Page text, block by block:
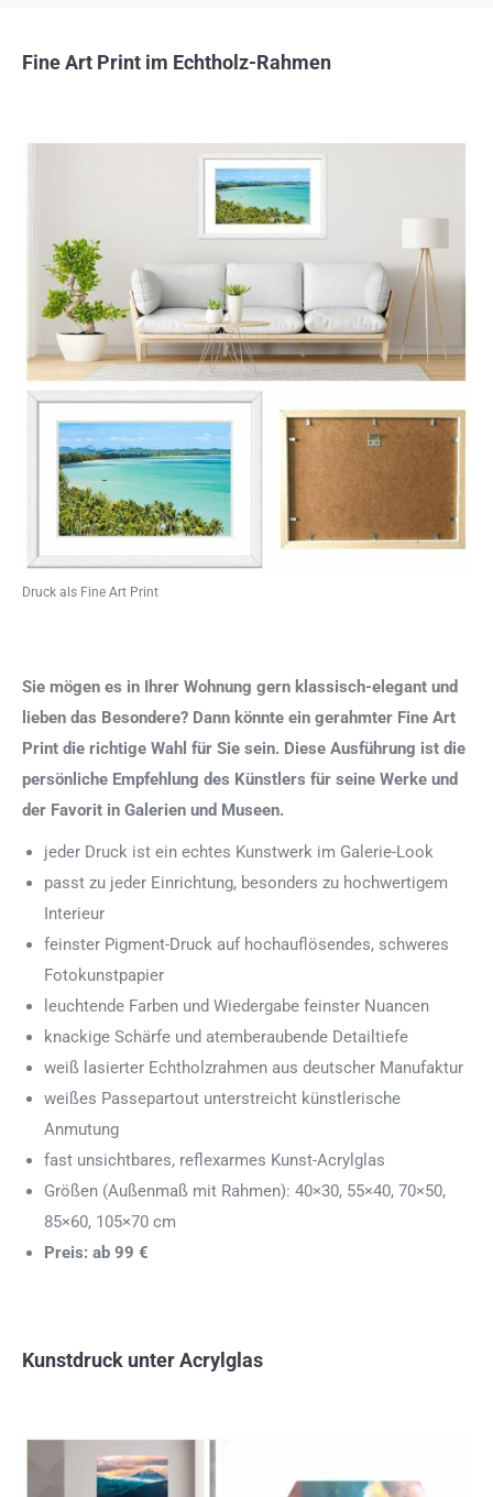
Fine Art Print im Echtholz-Rahmen
Druck als Fine Art Print
Sie mögen es in Ihrer Wohnung gern klassisch-elegant und
lieben das Besondere? Dann könnte ein gerahmter Fine Art
Print die richtige Wahl für Sie sein. Diese Ausführung ist die
persönliche Empfehlung des Künstlers für seine Werke und
der Favorit in Galerien und Museen.
jeder Druck ist ein echtes Kunstwerk im Galerie-Look
passt zu jeder Einrichtung, besonders zu hochwertigem
Interieur
feinster Pigment-Druck auf hochauflösendes, schweres
Fotokunstpapier
leuchtende Farben und Wiedergabe feinster Nuancen
knackige Schärfe und atemberaubende Detailtiefe
weiß lasierter Echtholzrahmen aus deutscher Manufaktur
weißes Passepartout unterstreicht künstlerische
Anmutung
fast unsichtbares, reflexarmes Kunst-Acrylglas
Größen (Außenmaß mit Rahmen): 40×30, 55×40, 70×50,
85×60, 105×70 cm
Preis: ab 99 €
Kunstdruck unter Acrylglas